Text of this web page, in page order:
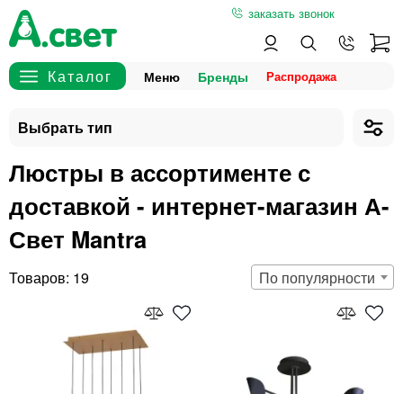
заказать звонок
Меню Бренды
Люстры в ассортименте с
доставкой - интернет-магазин А-
Свет Mantra
19 По популярности